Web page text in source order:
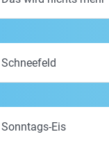
Schneefeld
Sonntags-Eis